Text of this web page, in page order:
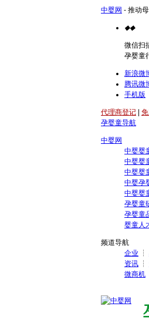
中婴网 - 推动
◆◆
微信扫
孕婴童
新浪微
腾讯微
手机版
代理商登记
孕婴童导航
中婴网
中婴婴
中婴婴
中婴婴
中婴孕
中婴婴
孕婴童
孕婴童
婴童人
频道导航
企业 ┆
资讯 ┆
微商机